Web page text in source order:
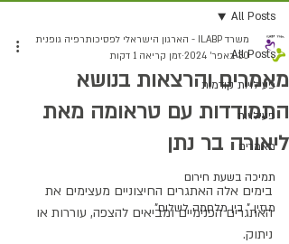
All Posts
פעילויות קודמות
פעילויות
מאמרים
תמיכה בשעת חירום
מגזין " בין מלחמה לשלום"
All Posts
מאמרים והרצאות בנושא
התמודדות עם טראומה מאת
ליאורה בר נתן
משרד ILABP - הארגון הישראלי לפסיכותרפיה גופנית
30 באפר׳ 2024
זמן קריאה 1 דקות
בימים אלה האתגרים החיצוניים מעצימים את
האתגרים הפנימיים ומביאים להצפה, עוררות או
ניתוק.